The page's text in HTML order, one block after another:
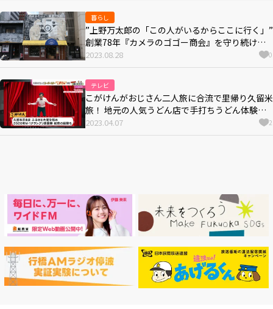
暮らし
”上野万太郎の「この人がいるからここに行く」”
創業78年『カメラのゴゴー商会』を守り続け
る、博多と山笠に育てられた2代目店主 後郷壽雄
さん
2023.08.28 0
テレビ
こがけんがおじさん二人旅に合流で里帰り久留米
旅！ 地元の人気うどん店で手打ちうどん体験
に、 母校の名門オーケストラ部に爆笑乱入も！
元カノまで登場！！
2023.04.07 2